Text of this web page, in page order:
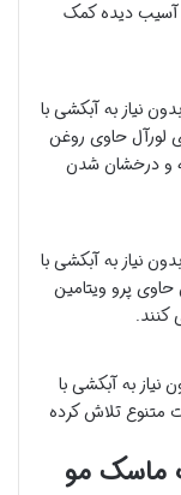
آسیب دیده کمک
نیاز به آبکشی با
لورآل حاوی روغن
و درخشان شدن
نیاز به آبکشی با
پرو ویتامین
به آبکشی با
متنوع تلاش کرده
ماسک مو